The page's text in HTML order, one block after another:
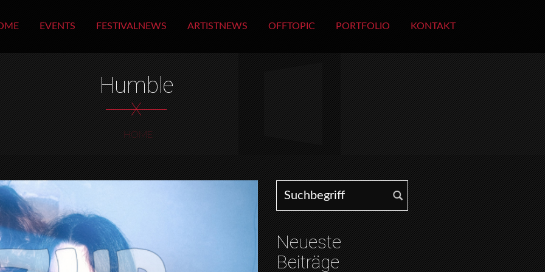
EVENTS FESTIVALNEWS ARTISTNEWS OFFTOPIC PORTFOLIO KONTAKT
Humble
X
HOME
Search for:
Neueste
Beiträge